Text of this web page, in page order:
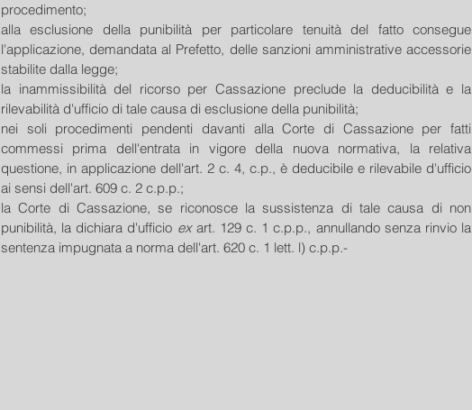
procedimento;
alla esclusione della punibilità per particolare tenuità del fatto consegue
l'applicazione, demandata al Prefetto, delle sanzioni amministrative accessorie
stabilite dalla legge;
la inammissibilità del ricorso per Cassazione preclude la deducibilità e la
rilevabilità d'ufficio di tale causa di esclusione della punibilità;
nei soli procedimenti pendenti davanti alla Corte di Cassazione per fatti
commessi prima dell'entrata in vigore della nuova normativa, la relativa
questione, in applicazione dell'art. 2 c. 4, c.p., è deducibile e rilevabile d'ufficio
ai sensi dell'art. 609 c. 2 c.p.p.;
la Corte di Cassazione, se riconosce la sussistenza di tale causa di non
punibilità, la dichiara d'ufficio ex art. 129 c. 1 c.p.p., annullando senza rinvio la
sentenza impugnata a norma dell'art. 620 c. 1 lett. l) c.p.p.-